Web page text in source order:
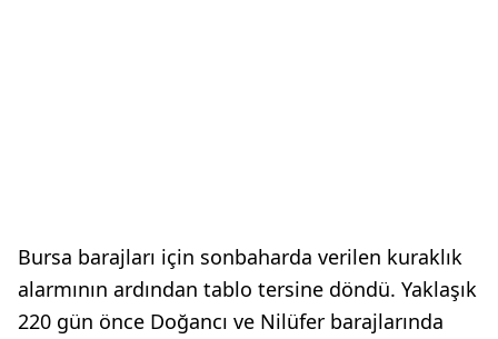
Bursa barajları için sonbaharda verilen kuraklık
alarmının ardından tablo tersine döndü. Yaklaşık
220 gün önce Doğancı ve Nilüfer barajlarında